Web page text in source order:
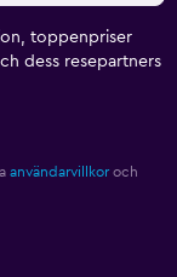
toppenpriser
dess resepartners
användarvillkor och